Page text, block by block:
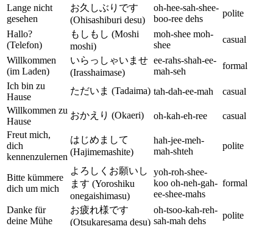
Lange nicht
gesehen
お久しぶりです
(Ohisashiburi desu)
oh-hee-sah-shee-
boo-ree dehs
polite
Hallo?
(Telefon)
もしもし (Moshi
moshi)
moh-shee moh-
shee
casual
Willkommen
(im Laden)
いらっしゃいませ
(Irasshaimase)
ee-rahs-shah-ee-
mah-seh
formal
Ich bin zu
Hause
ただいま (Tadaima) tah-dah-ee-mah
casual
Willkommen zu
Hause
おかえり (Okaeri) oh-kah-eh-ree
casual
Freut mich,
dich
kennenzulernen
はじめまして
(Hajimemashite)
hah-jee-meh-
mah-shteh
polite
Bitte kümmere
dich um mich
よろしくお願いし
ます (Yoroshiku
onegaishimasu)
yoh-roh-shee-
koo oh-neh-gah-
ee-shee-mahs
formal
Danke für
deine Mühe
お疲れ様です
(Otsukaresama desu)
oh-tsoo-kah-reh-
sah-mah dehs
polite